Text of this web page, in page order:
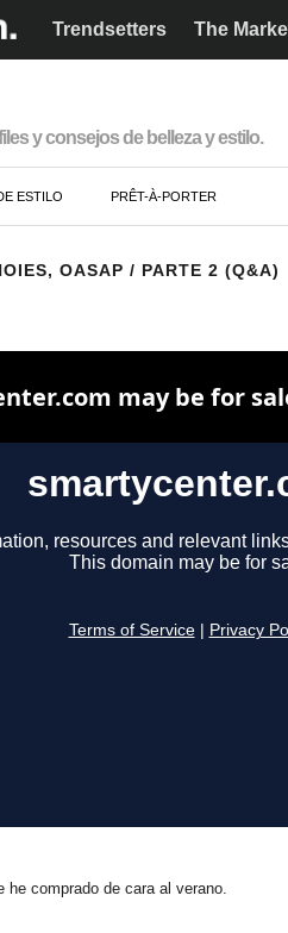
Trendsetters The
y consejos de belleza y estilo.
ESTILO PRÊT-À-PORTER
OASAP / PARTE 2 (Q&A)
he comprado de cara al verano.